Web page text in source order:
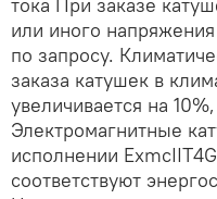
или иного
по запросу.
заказа катушек в
увеличивается на
Электромагнитные
исполнении
соответствуют